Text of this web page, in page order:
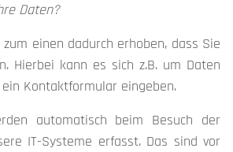
Daten?
einen dadurch erhoben, dass Sie
Hierbei kann es sich z.B. um Daten
Kontaktformular eingeben.
automatisch beim Besuch der
IT-Systeme erfasst. Das sind vor